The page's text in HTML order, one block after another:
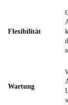
Flexibilität
Wartung